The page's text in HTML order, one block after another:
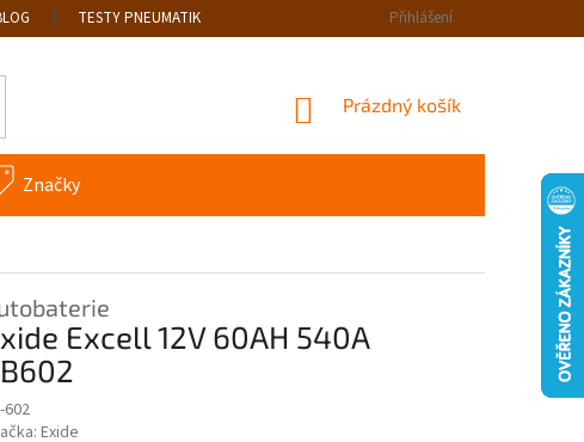
TESTY PNEUMATIK Přihlášení
NÁKUPNÍ
Prázdný košík
Značky
Excell 12V 60AH 540A
602
Exide